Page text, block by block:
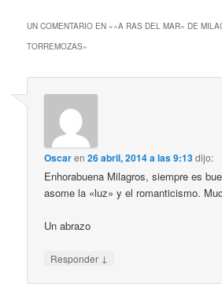
UN COMENTARIO EN ««A RAS DEL MAR» DE
TORREMOZAS»
Oscaren26 abril, 2014 a las 9:13dijo:
Enhorabuena Milagros, siempre es
asome la «luz» y el romanticismo.
Un abrazo
Responder ↓